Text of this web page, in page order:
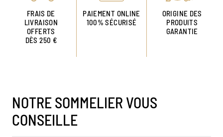
FRAIS DE
LIVRAISON
OFFERTS
DÈS 250 €
PAIEMENT ONLINE
100% SÉCURISÉ
ORIGINE DES
PRODUITS
GARANTIE
NOTRE SOMMELIER VOUS
CONSEILLE